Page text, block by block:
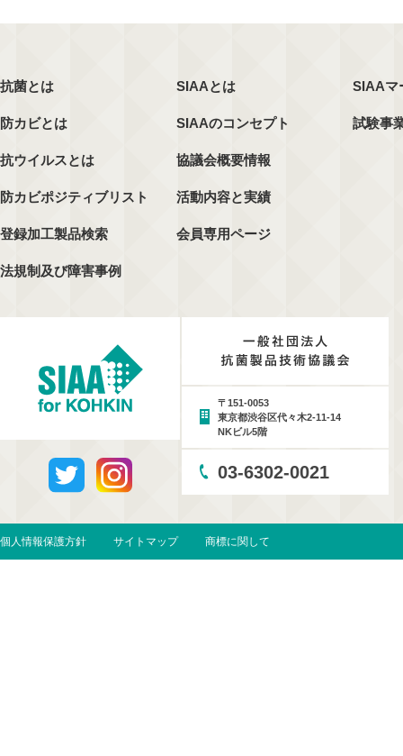
抗菌とは
防カビとは
抗ウイルスとは
防カビポジティブリスト
登録加工製品検索
法規制及び障害事例
SIAAとは
SIAAのコンセプト
協議会概要情報
活動内容と実績
会員専用ページ
SIAAマ
試験事
〒151-0053
東京都渋谷区代々木2-11-14
NKビル5階
03-6302-0021
個人情報保護方針 サイトマップ 商標に関して